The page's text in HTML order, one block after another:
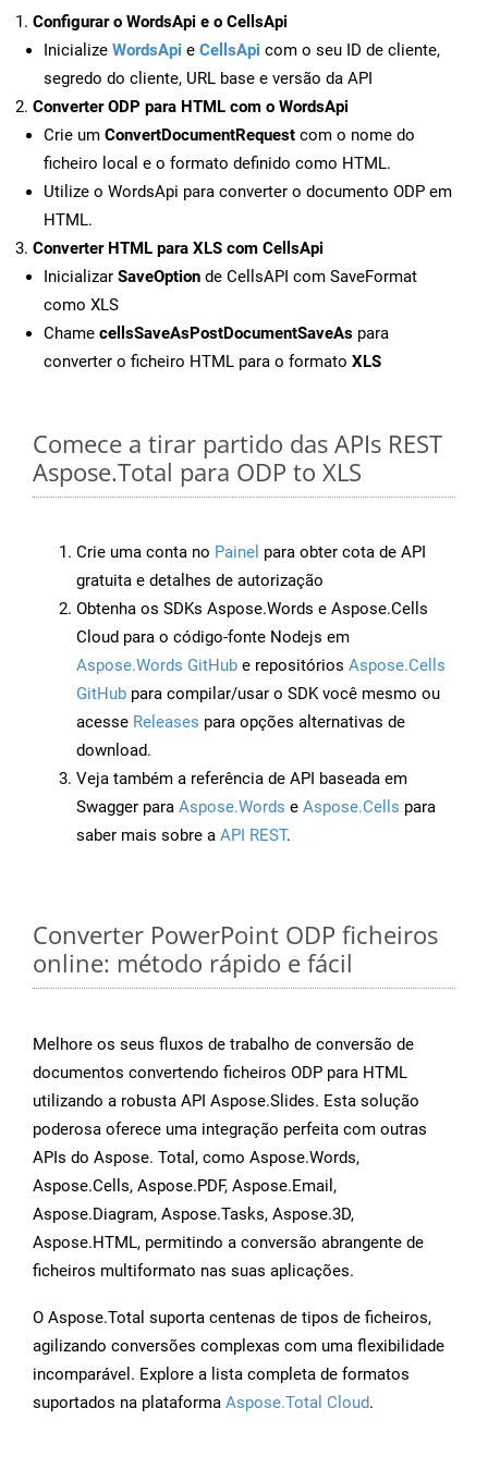
Configurar o WordsApi e o CellsApi
Inicialize WordsApi e CellsApi com o seu ID de cliente,
segredo do cliente, URL base e versão da API
Converter ODP para HTML com o WordsApi
Crie um ConvertDocumentRequest com o nome do
ficheiro local e o formato definido como HTML.
Utilize o WordsApi para converter o documento ODP em
HTML.
Converter HTML para XLS com CellsApi
Inicializar SaveOption de CellsAPI com SaveFormat
como XLS
Chame cellsSaveAsPostDocumentSaveAs para
converter o ficheiro HTML para o formato XLS
Comece a tirar partido das APIs REST
Aspose.Total para ODP to XLS
Crie uma conta no Painel para obter cota de API
gratuita e detalhes de autorização
Obtenha os SDKs Aspose.Words e Aspose.Cells
Cloud para o código-fonte Nodejs em
Aspose.Words GitHub e repositórios Aspose.Cells
GitHub para compilar/usar o SDK você mesmo ou
acesse Releases para opções alternativas de
download.
Veja também a referência de API baseada em
Swagger para Aspose.Words e Aspose.Cells para
saber mais sobre a API REST.
Converter PowerPoint ODP ficheiros
online: método rápido e fácil
Melhore os seus fluxos de trabalho de conversão de
documentos convertendo ficheiros ODP para HTML
utilizando a robusta API Aspose.Slides. Esta solução
poderosa oferece uma integração perfeita com outras
APIs do Aspose. Total, como Aspose.Words,
Aspose.Cells, Aspose.PDF, Aspose.Email,
Aspose.Diagram, Aspose.Tasks, Aspose.3D,
Aspose.HTML, permitindo a conversão abrangente de
ficheiros multiformato nas suas aplicações.
O Aspose.Total suporta centenas de tipos de ficheiros,
agilizando conversões complexas com uma flexibilidade
incomparável. Explore a lista completa de formatos
suportados na plataforma Aspose.Total Cloud.